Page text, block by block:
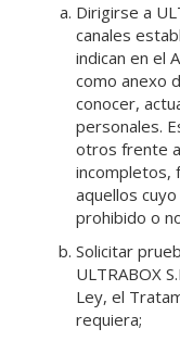
Dirigirse a
canales
indican en el
como anexo
conocer,
personales.
otros frente
incompletos,
aquellos
prohibido o
Solicitar
ULTRABOX
Ley, el
requiera;